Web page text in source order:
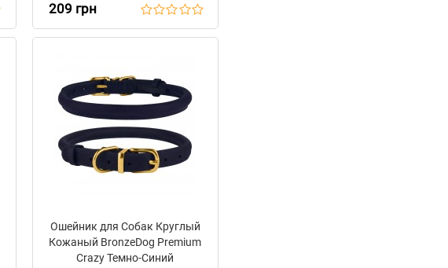
209 грн
Ошейник для Собак Круглый
Кожаный BronzeDog Premium
Crazy Темно-Синий